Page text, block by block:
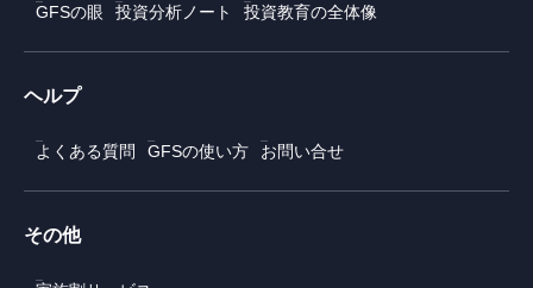
GFSの眼
投資分析ノート 投資教育の全体像
ヘルプ
よくある質問 GFSの使い方 お問い合せ
その他